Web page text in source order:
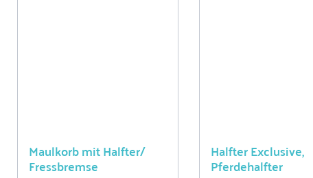
Maulkorb mit Halfter/
Fressbremse
Halfter Exclusive,
Pferdehalfter